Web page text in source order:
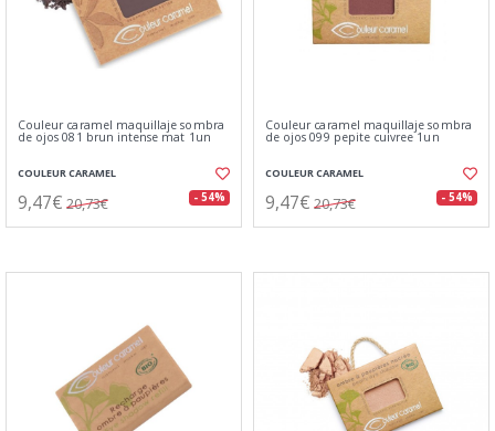
Couleur caramel maquillaje sombra
de ojos 081 brun intense mat 1un
COULEUR CARAMEL
9,47€ 20,73€ - 54%
Couleur caramel maquillaje sombra
de ojos 099 pepite cuivree 1un
COULEUR CARAMEL
9,47€ 20,73€ - 54%